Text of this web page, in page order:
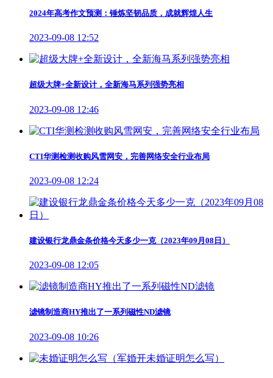
2024年高考作文预测：锤炼坚韧品质，成就辉煌人生
2023-09-08 12:52
超级大牌+全新设计，全新海马系列强势亮相
2023-09-08 12:46
CTI华测检测收购风雪网安，完善网络安全行业布局
2023-09-08 12:24
建设银行龙鼎金条价格今天多少一克（2023年09月08日）
2023-09-08 12:05
滤镜制造商HY推出了一系列磁性ND滤镜
2023-09-08 10:26